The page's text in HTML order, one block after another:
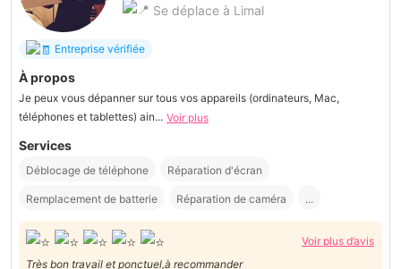
Se déplace à Limal
Entreprise vérifiée
À propos
Je peux vous dépanner sur tous vos appareils (ordinateurs, Mac,
téléphones et tablettes) ain... Voir plus
Services
Déblocage de téléphone Réparation d'écran
Remplacement de batterie Réparation de caméra ...
Voir plus d’avis
Très bon travail et ponctuel,à recommander